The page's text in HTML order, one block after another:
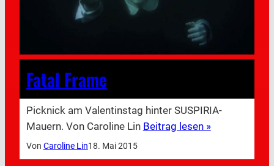
Fatal Frame
Picknick am Valentinstag hinter SUSPIRIA-
Mauern. Von Caroline Lin Beitrag lesen »
Von Caroline Lin18. Mai 2015